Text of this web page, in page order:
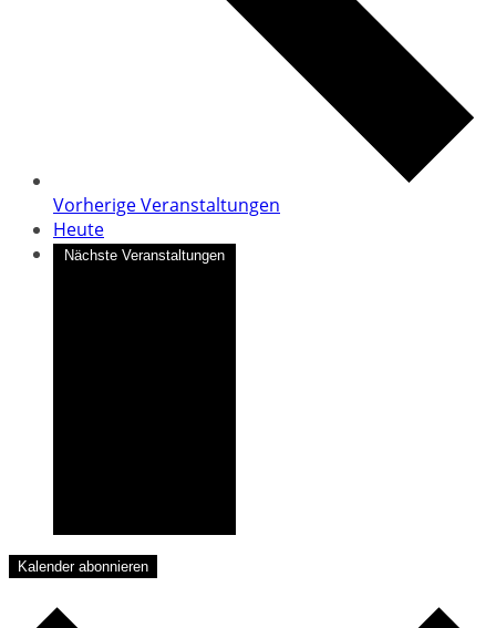
VorherigeVeranstaltungen
Heute
Nächste Veranstaltungen
Kalender abonnieren